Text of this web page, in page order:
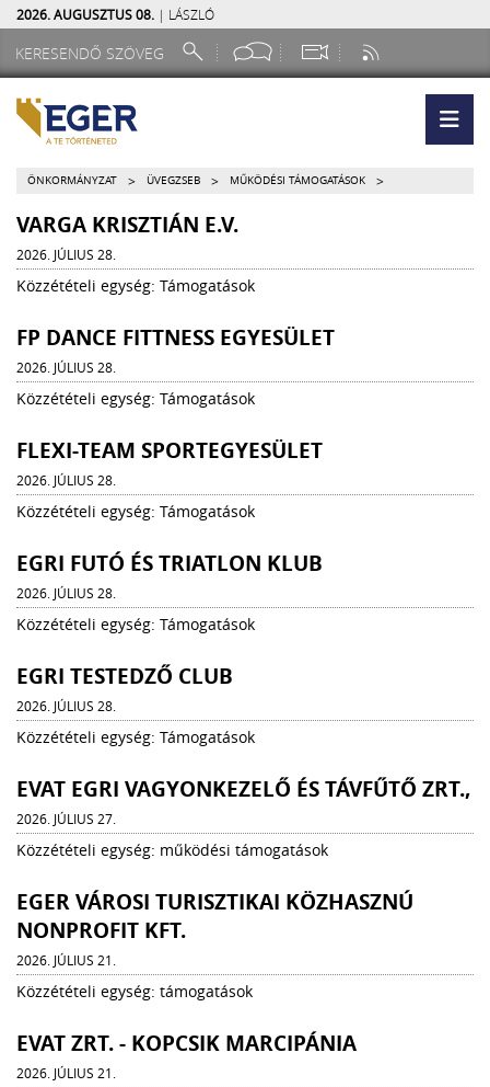
2026. AUGUSZTUS 08. | LÁSZLÓ
ÖNKORMÁNYZAT > ÜVEGZSEB > MŰKÖDÉSI TÁMOGATÁSOK >
VARGA KRISZTIÁN E.V.
2026. JÚLIUS 28.
Közzétételi egység: Támogatások
FP DANCE FITTNESS EGYESÜLET
2026. JÚLIUS 28.
Közzétételi egység: Támogatások
FLEXI-TEAM SPORTEGYESÜLET
2026. JÚLIUS 28.
Közzétételi egység: Támogatások
EGRI FUTÓ ÉS TRIATLON KLUB
2026. JÚLIUS 28.
Közzétételi egység: Támogatások
EGRI TESTEDZŐ CLUB
2026. JÚLIUS 28.
Közzétételi egység: Támogatások
EVAT EGRI VAGYONKEZELŐ ÉS TÁVFŰTŐ ZRT.,
2026. JÚLIUS 27.
Közzétételi egység: működési támogatások
EGER VÁROSI TURISZTIKAI KÖZHASZNÚ
NONPROFIT KFT.
2026. JÚLIUS 21.
Közzétételi egység: támogatások
EVAT ZRT. - KOPCSIK MARCIPÁNIA
2026. JÚLIUS 21.